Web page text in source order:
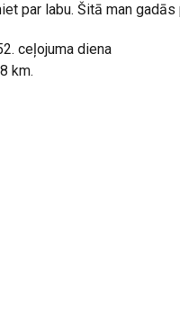
par labu. Šitā man gadās
ceļojuma diena
km.